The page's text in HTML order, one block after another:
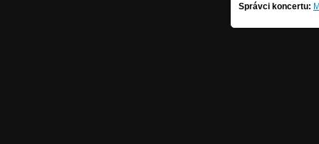
Správci koncertu: